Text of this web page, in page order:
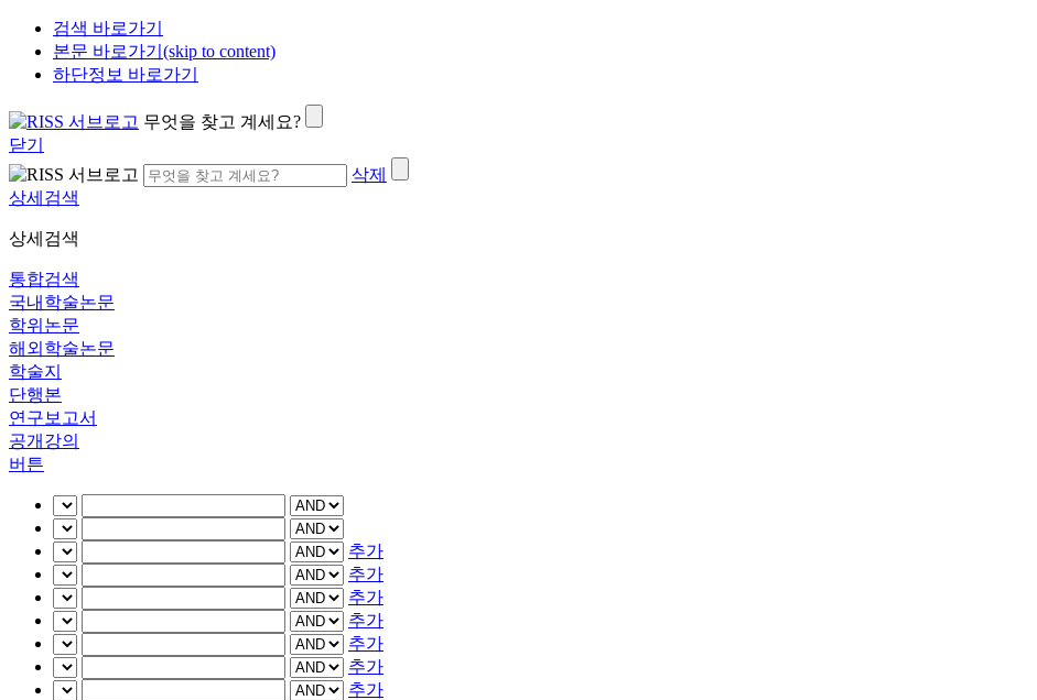
검색 바로가기
본문 바로가기(skip to content)
하단정보 바로가기
무엇을 찾고 계세요?
닫기
삭제
상세검색
상세검색
통합검색
국내학술논문
학위논문
해외학술논문
학술지
단행본
연구보고서
공개강의
버튼
추가
추가
추가
추가
추가
추가
추가